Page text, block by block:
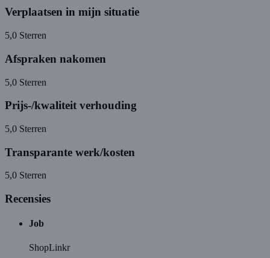
Verplaatsen in mijn situatie
5,0 Sterren
Afspraken nakomen
5,0 Sterren
Prijs-/kwaliteit verhouding
5,0 Sterren
Transparante werk/kosten
5,0 Sterren
Recensies
Job
ShopLinkr